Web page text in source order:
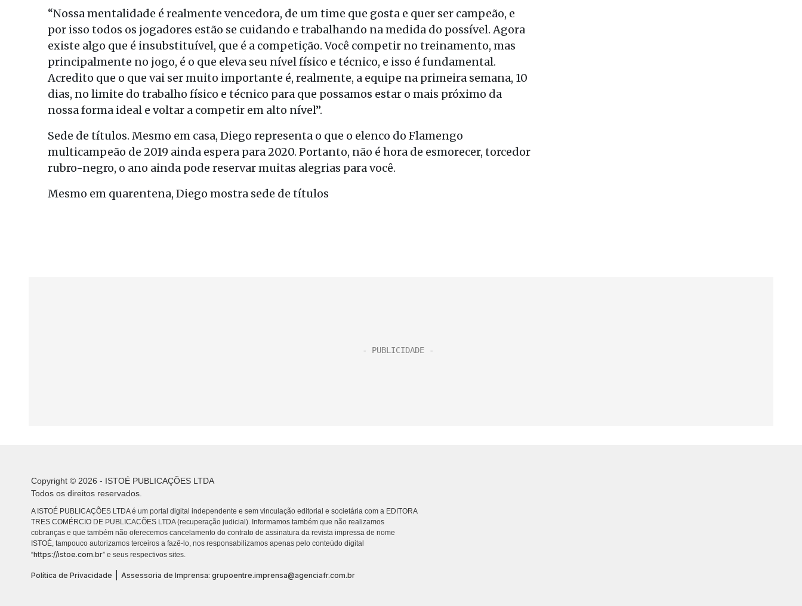
“Nossa mentalidade é realmente vencedora, de um time que gosta e quer ser campeão, e
por isso todos os jogadores estão se cuidando e trabalhando na medida do possível. Agora
existe algo que é insubstituível, que é a competição. Você competir no treinamento, mas
principalmente no jogo, é o que eleva seu nível físico e técnico, e isso é fundamental.
Acredito que o que vai ser muito importante é, realmente, a equipe na primeira semana, 10
dias, no limite do trabalho físico e técnico para que possamos estar o mais próximo da
nossa forma ideal e voltar a competir em alto nível”.
Sede de títulos. Mesmo em casa, Diego representa o que o elenco do Flamengo
multicampeão de 2019 ainda espera para 2020. Portanto, não é hora de esmorecer, torcedor
rubro-negro, o ano ainda pode reservar muitas alegrias para você.
Mesmo em quarentena, Diego mostra sede de títulos
Copyright © 2026 - ISTOÉ PUBLICAÇÕES LTDA
Todos os direitos reservados.
A ISTOÉ PUBLICAÇÕES LTDA é um portal digital independente e sem vinculação editorial e societária com a EDITORA
TRES COMÉRCIO DE PUBLICACÕES LTDA (recuperação judicial). Informamos também que não realizamos
cobranças e que também não oferecemos cancelamento do contrato de assinatura da revista impressa de nome
ISTOÉ, tampouco autorizamos terceiros a fazê-lo, nos responsabilizamos apenas pelo conteúdo digital
“https://istoe.com.br” e seus respectivos sites.
Política de Privacidade Assessoria de Imprensa: grupoentre.imprensa@agenciafr.com.br